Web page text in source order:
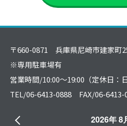
〒660-0871 兵庫県尼崎市建家町
※専用駐車場有
営業時間/10:00～19:00（定休日：
TEL/06-6413-0888 FAX/06-6413-
2026年 8